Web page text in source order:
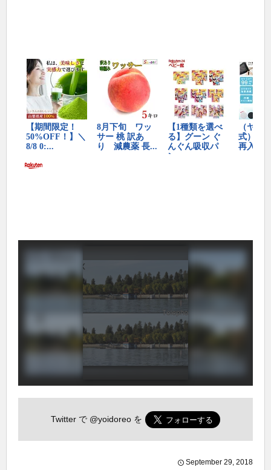
Twitter で @yoidoreo を
September 29, 2018